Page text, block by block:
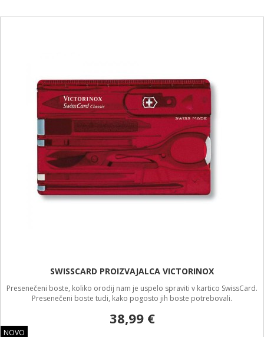
NOVO
SWISSCARD PROIZVAJALCA VICTORINOX
Presenečeni boste, koliko orodij nam je uspelo spraviti v kartico SwissCard.
Presenečeni boste tudi, kako pogosto jih boste potrebovali.
38,99 €